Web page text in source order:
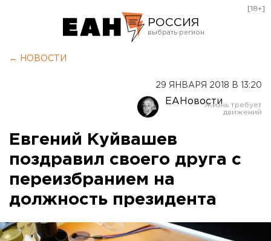
РОССИЯ
Оренбург
[18+]
← НОВОСТИ
29 ЯНВАРЯ 2018 В 13:20
ЕАНовости
Евгений Куйвашев
поздравил своего друга с
переизбранием на
должность президента